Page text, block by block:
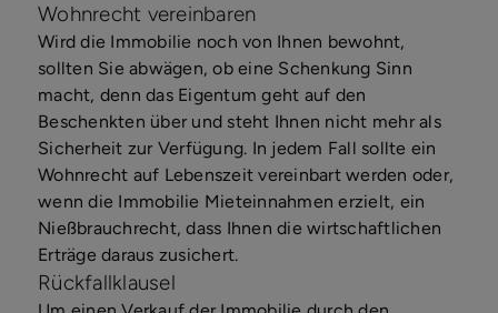
Wohnrecht vereinbaren
Wird die Immobilie noch von Ihnen bewohnt,
sollten Sie abwägen, ob eine Schenkung Sinn
macht, denn das Eigentum geht auf den
Beschenkten über und steht Ihnen nicht mehr als
Sicherheit zur Verfügung. In jedem Fall sollte ein
Wohnrecht auf Lebenszeit vereinbart werden oder,
wenn die Immobilie Mieteinnahmen erzielt, ein
Nießbrauchrecht, dass Ihnen die wirtschaftlichen
Erträge daraus zusichert.
Rückfallklausel